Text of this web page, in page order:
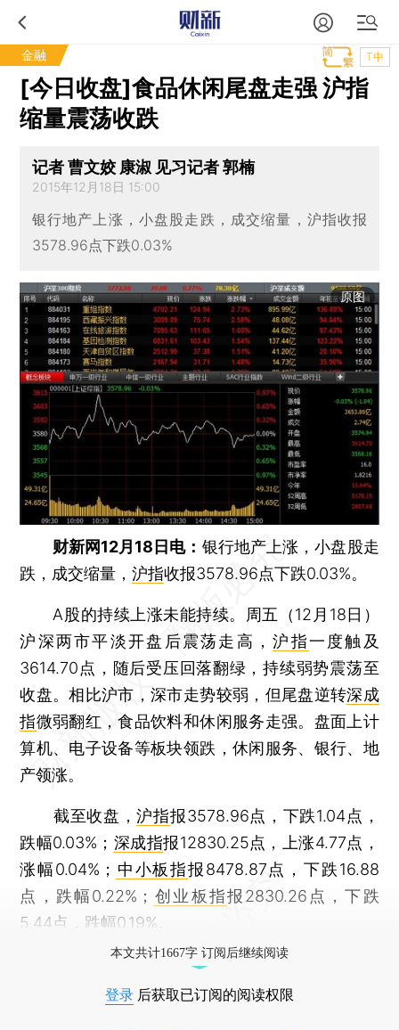
金融 T中
[今日收盘]食品休闲尾盘走强 沪指
缩量震荡收跌
记者 曹文姣 康淑 见习记者 郭楠
2015年12月18日 15:00
银行地产上涨，小盘股走跌，成交缩量，沪指收报
3578.96点下跌0.03%
原图
财新网12月18日电： 银行地产上涨，小盘股走
跌，成交缩量，沪指收报3578.96点下跌0.03%。
A股的持续上涨未能持续。周五（12月18日）
沪深两市平淡开盘后震荡走高，沪指一度触及
3614.70点，随后受压回落翻绿，持续弱势震荡至
收盘。相比沪市，深市走势较弱，但尾盘逆转深成
指微弱翻红，食品饮料和休闲服务走强。盘面上计
算机、电子设备等板块领跌，休闲服务、银行、地
产领涨。
截至收盘，沪指报3578.96点，下跌1.04点，
跌幅0.03%； 深成指报12830.25点，上涨4.77点，
涨幅0.04%； 中小板指报8478.87点，下跌16.88
点，跌幅0.22%； 创业板指报2830.26点，下跌
5.44点，跌幅0.19%。
本文共计1667字 订阅后继续阅读
登录 后获取已订阅的阅读权限